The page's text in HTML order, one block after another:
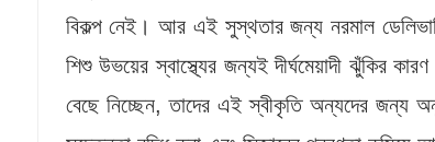
বিকল্প নেই। আর এই সুস্থতার জন্য নরমাল
শিশু উভয়ের স্বাস্থ্যের জন্যই দীর্ঘমেয়াদী ঝুঁকির
বেছে নিচ্ছেন, তাদের এই স্বীকৃতি অন্যদের জন্য